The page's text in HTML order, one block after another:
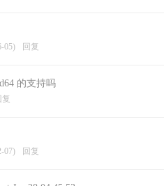
05) 回复
的支持吗
复
07) 回复